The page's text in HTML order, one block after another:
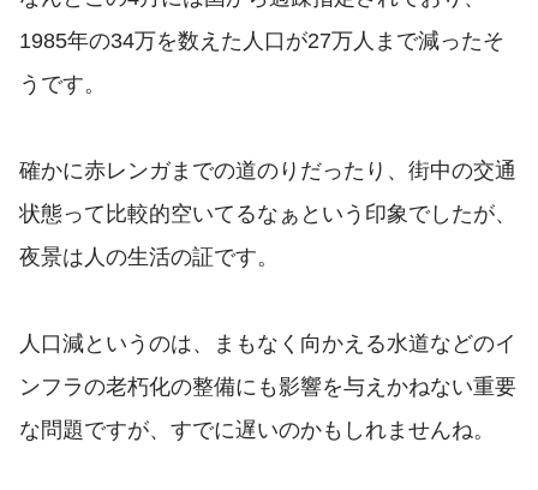
1985年の34万を数えた人口が27万人まで減ったそ
うです。
確かに赤レンガまでの道のりだったり、街中の交通
状態って比較的空いてるなぁという印象でしたが、
夜景は人の生活の証です。
人口減というのは、まもなく向かえる水道などのイ
ンフラの老朽化の整備にも影響を与えかねない重要
な問題ですが、すでに遅いのかもしれませんね。